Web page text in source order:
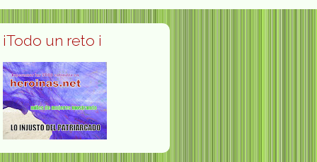
¡Todo un reto ¡